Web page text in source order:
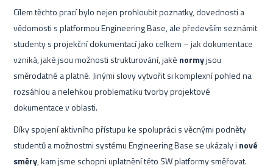
Cílem těchto prací bylo nejen prohloubit poznatky, dovednosti a
vědomosti s platformou Engineering Base, ale především seznámit
studenty s projekční dokumentací jako celkem – jak dokumentace
vzniká, jaké jsou možnosti strukturování, jaké normyjsou
směrodatné a platné. Jinými slovy vytvořit si komplexní pohled na
rozsáhlou a nelehkou problematiku tvorby projektové
dokumentace v oblasti.
Díky spojení aktivního přístupu ke spolupráci s věcnými podněty
studentů a možnostmi systému Engineering Base se ukázaly i nové
směry, kam jsme schopni uplatnění této SW platformy směřovat.